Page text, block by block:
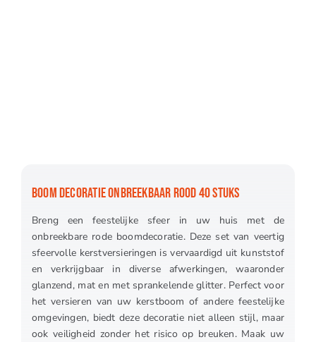
BOOM DECORATIE ONBREEKBAAR ROOD 40 STUKS
Breng een feestelijke sfeer in uw huis met de
onbreekbare rode boomdecoratie. Deze set van veertig
sfeervolle kerstversieringen is vervaardigd uit kunststof
en verkrijgbaar in diverse afwerkingen, waaronder
glanzend, mat en met sprankelende glitter. Perfect voor
het versieren van uw kerstboom of andere feestelijke
omgevingen, biedt deze decoratie niet alleen stijl, maar
ook veiligheid zonder het risico op breuken. Maak uw